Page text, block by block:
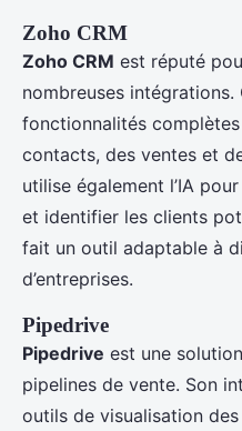
Zoho CRM
Zoho CRM est réputé
nombreuses
fonctionnalités
contacts, des ventes et
utilise également l’IA
et identifier les clients
fait un outil adaptable à
d’entreprises.
Pipedrive
Pipedrive est une
pipelines de vente. Son
outils de visualisation